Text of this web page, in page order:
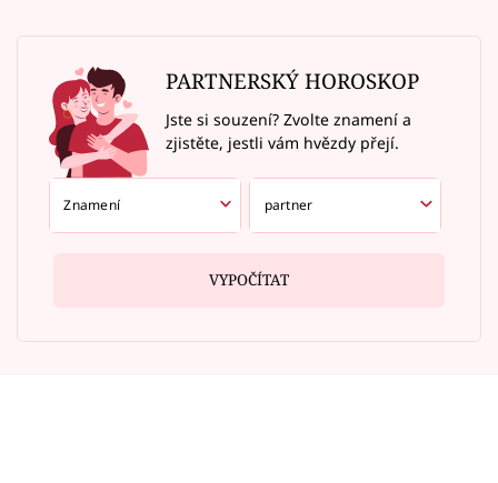
PARTNERSKÝ HOROSKOP
Jste si souzení? Zvolte znamení a
zjistěte, jestli vám hvězdy přejí.
VYPOČÍTAT